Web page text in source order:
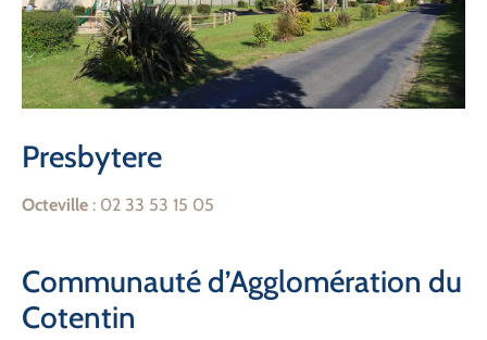
Presbytere
Octeville : 02 33 53 15 05
Communauté d’Agglomération du
Cotentin